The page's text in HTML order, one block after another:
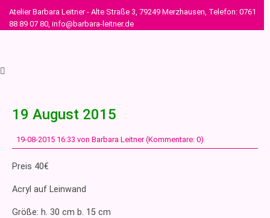
Atelier Barbara Leitner - Alte Straße 3, 79249 Merzhausen, Telefon: 0761
88 89 07 80, info@barbara-leitner.de
19 August 2015
19-08-2015 16:33 von Barbara Leitner (Kommentare: 0)
Preis 40€
Acryl auf Leinwand
Größe: h. 30 cm b. 15 cm